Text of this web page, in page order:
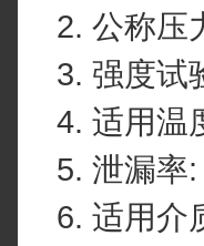
2. 公称压
3. 强度试
4. 适用温
5. 泄漏率
6. 适用介